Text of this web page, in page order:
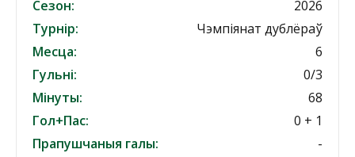
Сезон:
2026
Турнір:
Чэмпіянат дублёраў
Месца:
6
Гульні:
0/3
Мінуты:
68
Гол+Пас:
0 + 1
Прапушчаныя галы:
-